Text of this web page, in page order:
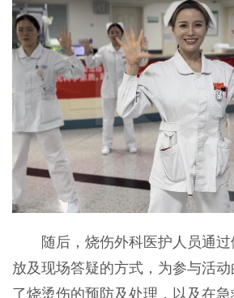
随后，烧伤外科医护人员通
放及现场答疑的方式，为参与活
了烧烫伤的预防及处理，以及在急